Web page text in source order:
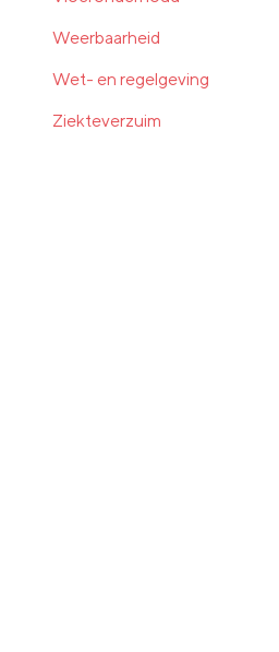
Weerbaarheid
Wet- en regelgeving
Ziekteverzuim